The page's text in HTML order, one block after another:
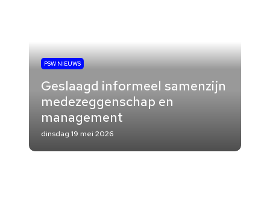
PSW NIEUWS
Geslaagd informeel samenzijn
medezeggenschap en
management
dinsdag 19 mei 2026